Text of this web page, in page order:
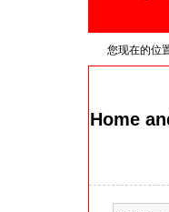
您现在的位
Home